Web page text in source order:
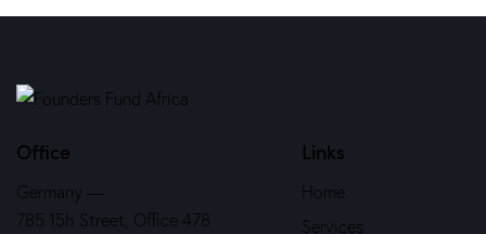
Office
Germany —
785 15h Street, Office 478
Links
Home
Services